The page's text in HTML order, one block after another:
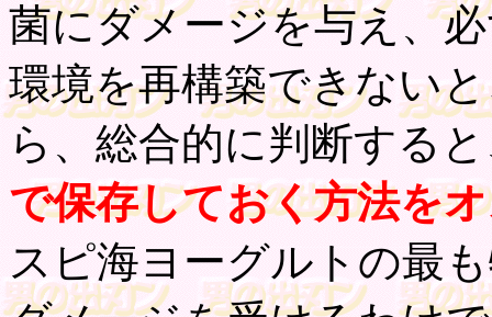
菌にダメージを与え、
環境を再構築できない
ら、総合的に判断する
で保存しておく方法を
スピ海ヨーグルトの最